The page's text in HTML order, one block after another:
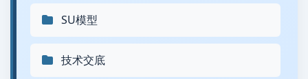
SU模型
技术交底